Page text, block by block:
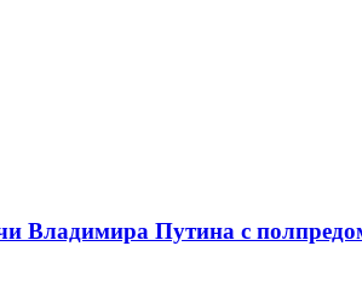
Владимира Путина с